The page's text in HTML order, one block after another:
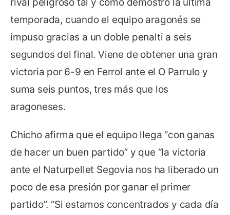
temporada, cuando el equipo aragonés se
impuso gracias a un doble penalti a seis
segundos del final. Viene de obtener una gran
victoria por 6-9 en Ferrol ante el O Parrulo y
suma seis puntos, tres más que los
aragoneses.
Chicho afirma que el equipo llega “con ganas
de hacer un buen partido” y que “la victoria
ante el Naturpellet Segovia nos ha liberado un
poco de esa presión por ganar el primer
partido”. “Si estamos concentrados y cada día